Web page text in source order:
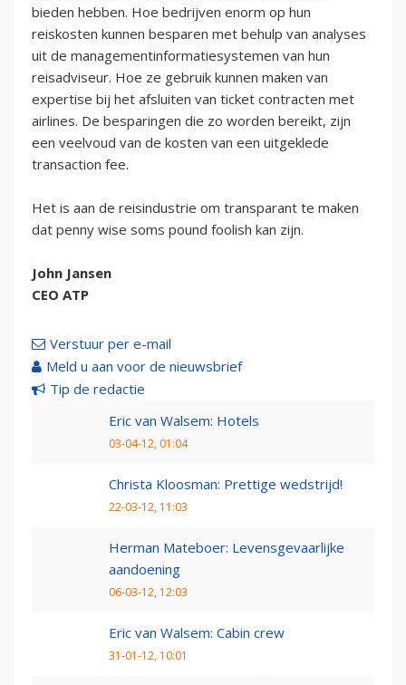
bieden hebben. Hoe bedrijven enorm op hun
reiskosten kunnen besparen met behulp van analyses
uit de managementinformatiesystemen van hun
reisadviseur. Hoe ze gebruik kunnen maken van
expertise bij het afsluiten van ticket contracten met
airlines. De besparingen die zo worden bereikt, zijn
een veelvoud van de kosten van een uitgeklede
transaction fee.
Het is aan de reisindustrie om transparant te maken
dat penny wise soms pound foolish kan zijn.
John Jansen
CEO ATP
Verstuur per e-mail
Meld u aan voor de nieuwsbrief
Tip de redactie
Eric van Walsem: Hotels
03-04-12, 01:04
Christa Kloosman: Prettige wedstrijd!
22-03-12, 11:03
Herman Mateboer: Levensgevaarlijke
aandoening
06-03-12, 12:03
Eric van Walsem: Cabin crew
31-01-12, 10:01